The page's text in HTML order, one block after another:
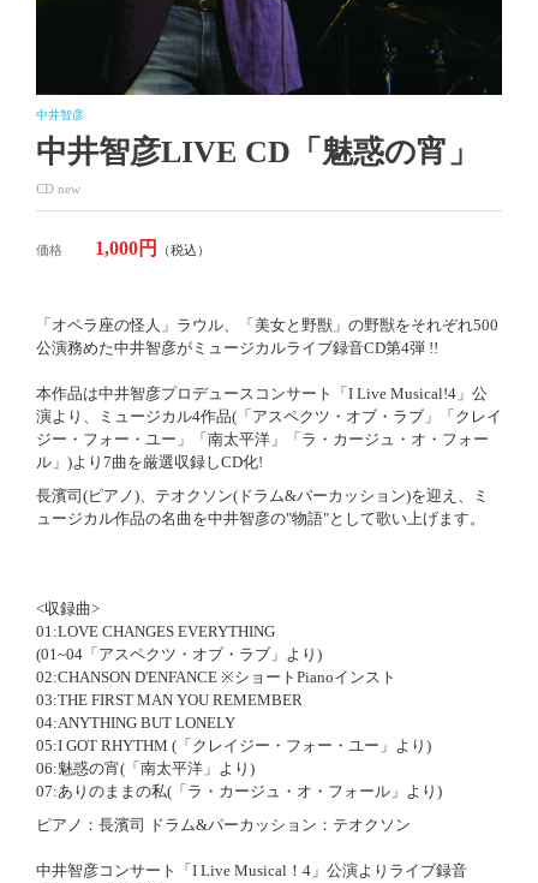
中井智彦
中井智彦LIVE CD「魅惑の宵」
CD new
価格 1,000円 （税込）
「オペラ座の怪人」ラウル、「美女と野獣」の野獣をそれぞれ500
公演務めた中井智彦がミュージカルライブ録音CD第4弾 !!
本作品は中井智彦プロデュースコンサート「I Live Musical!4」公
演より、ミュージカル4作品(「アスペクツ・オブ・ラブ」「クレイ
ジー・フォー・ユー」「南太平洋」「ラ・カージュ・オ・フォー
ル」)より7曲を厳選収録しCD化!
長濱司(ピアノ)、テオクソン(ドラム&パーカッション)を迎え、ミ
ュージカル作品の名曲を中井智彦の"物語"として歌い上げます。
<収録曲>
01:LOVE CHANGES EVERYTHING
(01~04「アスペクツ・オブ・ラブ」より)
02:CHANSON D'ENFANCE ※ショートPianoインスト
03:THE FIRST MAN YOU REMEMBER
04:ANYTHING BUT LONELY
05:I GOT RHYTHM (「クレイジー・フォー・ユー」より)
06:魅惑の宵(「南太平洋」より)
07:ありのままの私(「ラ・カージュ・オ・フォール」より)
ピアノ：長濱司 ドラム&パーカッション：テオクソン
中井智彦コンサート「I Live Musical！4」公演よりライブ録音